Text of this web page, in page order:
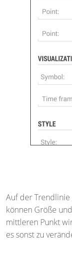
Auf der
können Größe
mittleren Punkt
es sonst zu